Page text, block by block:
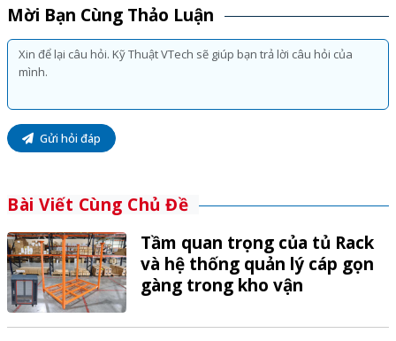
Mời Bạn Cùng Thảo Luận
Gửi hỏi đáp
Bài Viết Cùng Chủ Đề
Tầm quan trọng của tủ Rack
và hệ thống quản lý cáp gọn
gàng trong kho vận